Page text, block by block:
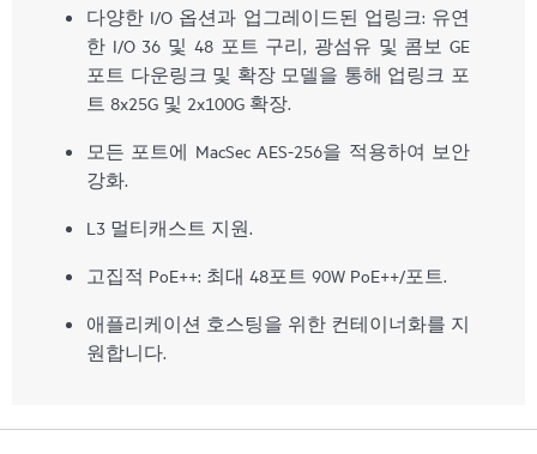
다양한 I/O 옵션과 업그레이드된 업링크: 유연
한 I/O 36 및 48 포트 구리, 광섬유 및 콤보 GE
포트 다운링크 및 확장 모델을 통해 업링크 포
트 8x25G 및 2x100G 확장.
모든 포트에 MacSec AES-256을 적용하여 보안
강화.
L3 멀티캐스트 지원.
고집적 PoE++: 최대 48포트 90W PoE++/포트.
애플리케이션 호스팅을 위한 컨테이너화를 지
원합니다.